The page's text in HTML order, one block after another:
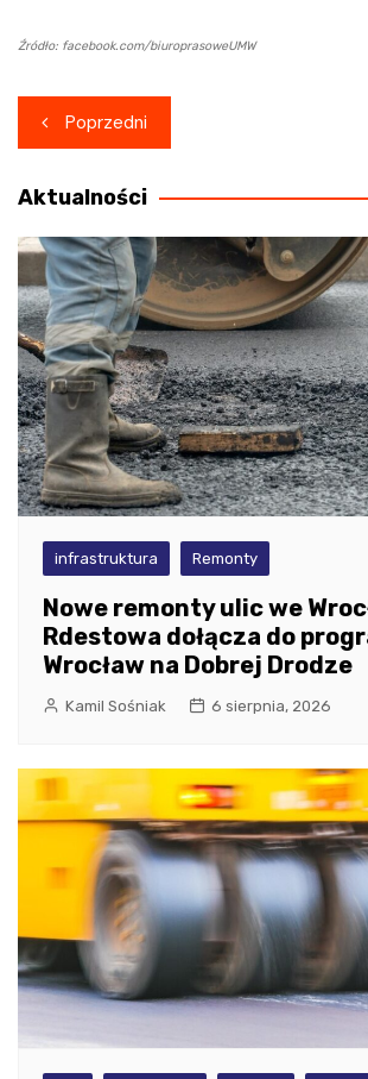
Źródło: facebook.com/biuroprasoweUMW
Nawigacja
wpisu
Poprzedni
Aktualności
infrastruktura Remonty
Nowe remonty ulic we
Rdestowa dołącza do
Wrocław na Dobrej Drodze
Kamil Sośniak 6 sierpnia, 2026